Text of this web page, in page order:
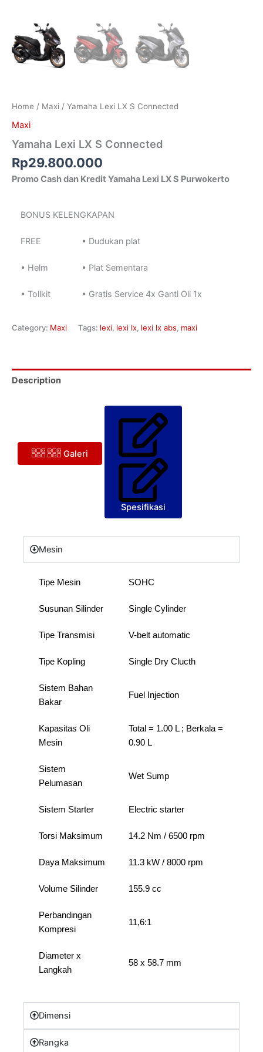
Home / Maxi / Yamaha Lexi LX S Connected
Maxi
Yamaha Lexi LX S Connected
Rp29.800.000
Promo Cash dan Kredit Yamaha Lexi LX S Purwokerto
BONUS KELENGKAPAN
FREE • Dudukan plat
• Helm • Plat Sementara
• Tollkit • Gratis Service 4x Ganti Oli 1x
Category: Maxi Tags: lexi, lexi lx, lexi lx abs, maxi
Description
Galeri
Spesifikasi
Mesin
Tipe Mesin SOHC
Susunan Silinder Single Cylinder
Tipe Transmisi V-belt automatic
Tipe Kopling Single Dry Clucth
Sistem Bahan
Bakar
Fuel Injection
Kapasitas Oli
Mesin
Total = 1.00 L ; Berkala =
0.90 L
Sistem
Pelumasan
Wet Sump
Sistem Starter Electric starter
Torsi Maksimum 14.2 Nm / 6500 rpm
Daya Maksimum 11.3 kW / 8000 rpm
Volume Silinder 155.9 cc
Perbandingan
Kompresi
11,6:1
Diameter x
Langkah
58 x 58.7 mm
Dimensi
Rangka